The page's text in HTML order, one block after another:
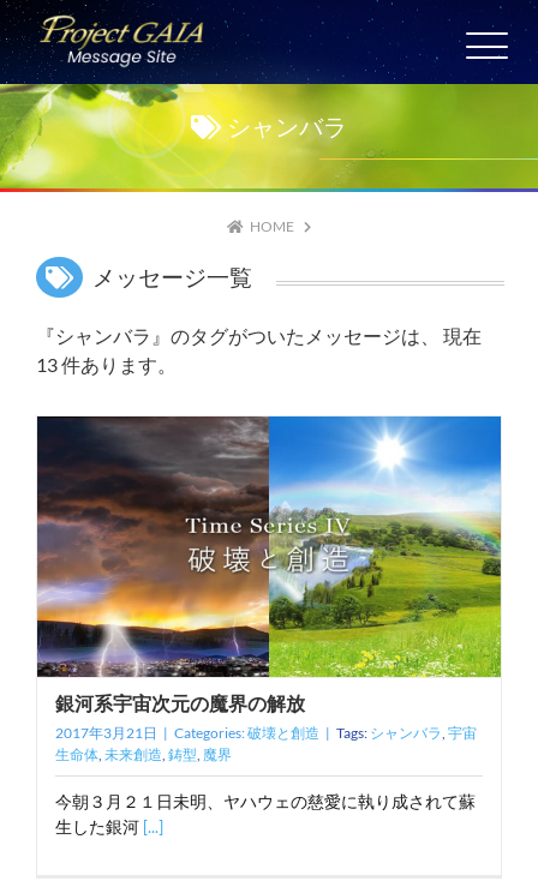
Skip
to
content
HOME
愛の警鐘
日々の祈り
宇宙サテライト
メッセージ保存版
シャンバラ
HOME
メッセージ一覧
『シャンバラ』のタグがついたメッセージは、 現在
13 件あります。
銀河系宇宙次元の魔界の解放
2017年3月21日 | Categories:破壊と創造 | Tags: シャンバラ, 宇宙
生命体, 未来創造, 鋳型, 魔界
今朝３月２１日未明、ヤハウェの慈愛に執り成されて蘇
生した銀河 [...]